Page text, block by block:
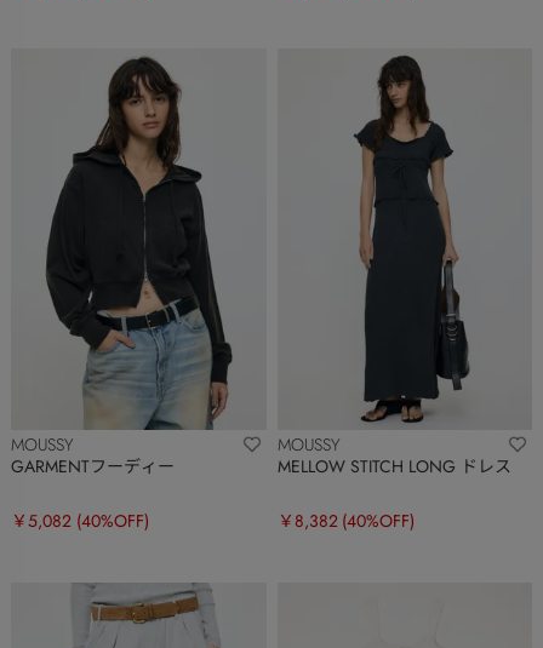
MOUSSY
GARMENTフーディー
￥5,082 (40%OFF)
MOUSSY
MELLOW STITCH LONG ドレス
￥8,382 (40%OFF)